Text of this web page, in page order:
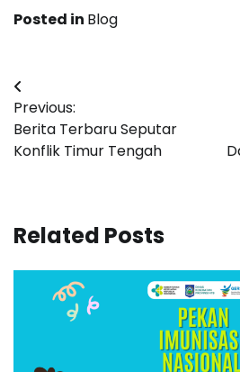
Posted in Blog
Navigasi
pos
Previous:
Berita Terbaru Seputar
Konflik Timur Tengah
Related Posts